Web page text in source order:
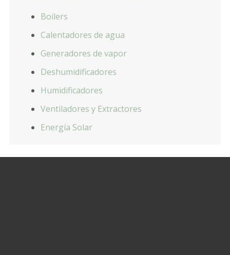
Boilers
Calentadores de agua
Generadores de vapor
Deshumidificadores
Humidificadores
Ventiladores y Extractores
Energía Solar